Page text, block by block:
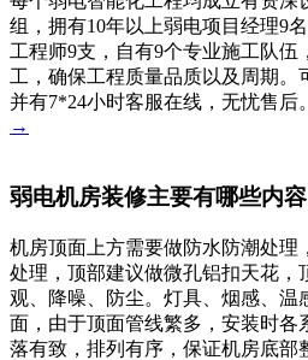
组，拥有10年以上弱电项目经理9
工程师9支，自有9个专业施工队伍
工，确保工程质量品质以及周期。
并有7*24小时客服在线，无忧售后。
→
弱电机房装修主要有哪些内容
机房顶面上方需要做防水防潮处理
处理，顶部建议做微孔铝扣天花，
观、降噪、防尘。灯具、烟感、温
面，由于顶面管线繁多，安装时各
落有致，排列有序，保证机房底部